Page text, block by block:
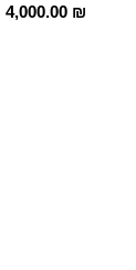
4,000.00 ₪